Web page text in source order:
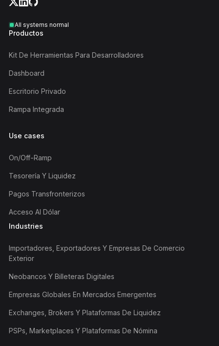
All systems normal
Productos
Kit De Herramientas Para Desarrolladores
Dashboard
Escritorio Privado
Rampa Integrada
Use cases
On/off-Ramp
Tesorería Y Liquidez
Pagos Transfronterizos
Acceso Al Dólar
Industries
Importadores, Exportadores Y Empresas De Comercio
Exterior
Neobancos Y Billeteras Digitales
Empresas Globales En Mercados Emergentes
Exchanges, Brokers Y Plataformas De Liquidez
PSPs, Marketplaces Y Plataformas De Nómina